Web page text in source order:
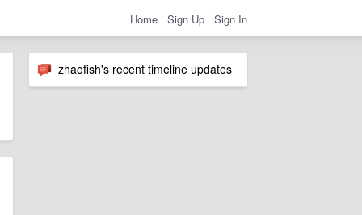
Home Sign Up Sign In
zhaofish's recent timeline updates